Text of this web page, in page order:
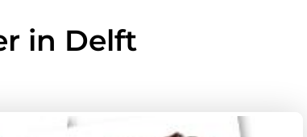
in Delft